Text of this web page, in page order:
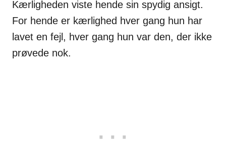
Kærligheden viste hende sin spydig ansigt.
For hende er kærlighed hver gang hun har
lavet en fejl, hver gang hun var den, der ikke
prøvede nok.